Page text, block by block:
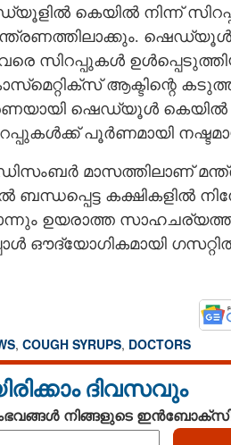
കെയിൽ നിന്ന്
ഷെഡ്യൂൾ
സിറപ്പുകൾ
ആക്ടിന്റെ
ഷെഡ്യൂൾ കെയിൽ
പൂർണമായി
മാസത്തിലാണ്
ബന്ധപ്പെട്ട കക്ഷികളിൽ
ഉയരാത്ത
ഔദ്യോഗികമായി
, COUGH SYRUPS, DOCTORS
ദിവസവും
നിങ്ങളുടെ